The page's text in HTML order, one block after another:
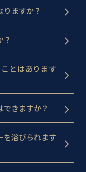
りますか？
？
とはあります
きますか？
を浴びられます